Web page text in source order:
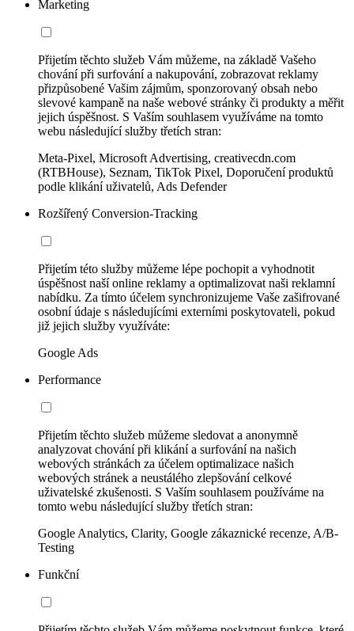
Marketing
Přijetím těchto služeb Vám můžeme, na základě Vašeho
chování při surfování a nakupování, zobrazovat reklamy
přizpůsobené Vašim zájmům, sponzorovaný obsah nebo
slevové kampaně na naše webové stránky či produkty a měřit
jejich úspěšnost. S Vaším souhlasem využíváme na tomto
webu následující služby třetích stran:
Meta-Pixel, Microsoft Advertising, creativecdn.com
(RTBHouse), Seznam, TikTok Pixel, Doporučení produktů
podle klikání uživatelů, Ads Defender
Rozšířený Conversion-Tracking
Přijetím této služby můžeme lépe pochopit a vyhodnotit
úspěšnost naší online reklamy a optimalizovat naši reklamní
nabídku. Za tímto účelem synchronizujeme Vaše zašifrované
osobní údaje s následujícími externími poskytovateli, pokud
již jejich služby využíváte:
Google Ads
Performance
Přijetím těchto služeb můžeme sledovat a anonymně
analyzovat chování při klikání a surfování na našich
webových stránkách za účelem optimalizace našich
webových stránek a neustálého zlepšování celkové
uživatelské zkušenosti. S Vaším souhlasem používáme na
tomto webu následující služby třetích stran:
Google Analytics, Clarity, Google zákaznické recenze, A/B-
Testing
Funkční